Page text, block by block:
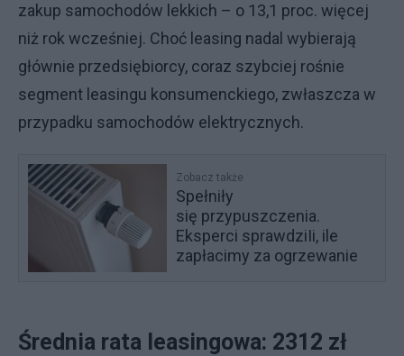
zakup samochodów lekkich – o 13,1 proc. więcej
niż rok wcześniej. Choć leasing nadal wybierają
głównie przedsiębiorcy, coraz szybciej rośnie
segment leasingu konsumenckiego, zwłaszcza w
przypadku samochodów elektrycznych.
Zobacz także
Spełniły
się przypuszczenia.
Eksperci sprawdziIi, ile
zapłacimy za ogrzewanie
Średnia rata leasingowa: 2312 zł